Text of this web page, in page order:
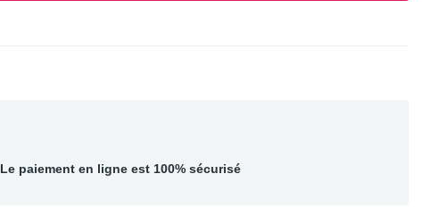
Le paiement en ligne est 100% sécurisé